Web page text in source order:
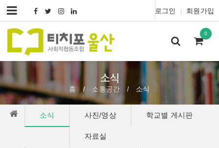
로그인 회원가입
0
소식
홈 / 소통공간 / 소식
소식 사진/영상 학교별 게시판
자료실